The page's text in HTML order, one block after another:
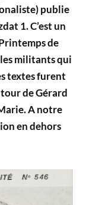
publie
1. C’est un
de
les militants qui
textes furent
de Gérard
A notre
en dehors